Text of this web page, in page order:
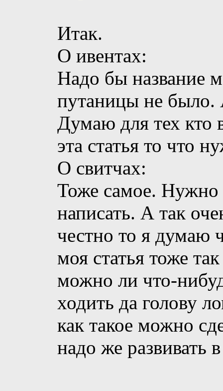
Итак.
О ивентах:
Надо бы название
путаницы не было.
Думаю для тех кто
эта статья то что
О свитчах:
Тоже самое. Нужно
написать. А так
честно то я думаю
моя статья тоже
можно ли что-
ходить да голову
как такое можно
надо же развивать